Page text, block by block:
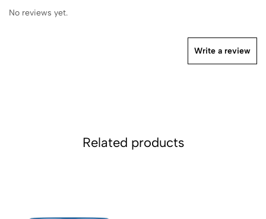
No reviews yet.
Write a review
Related products